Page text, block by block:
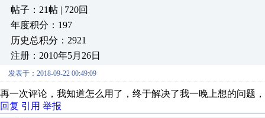
帖子：21帖 | 720回
年度积分：197
历史总积分：2921
注册：2010年5月26日
发表于：2018-09-22 00:49:09
再一次评论，我知道怎么用了，终于解决了我一晚上想的问题
回复 引用 举报